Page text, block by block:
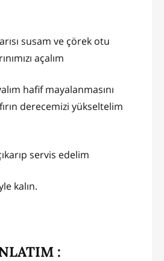
susam ve çörek otu
açalım
hafif mayalanmasını
derecemizi yükseltelim
servis edelim
kalın.
: